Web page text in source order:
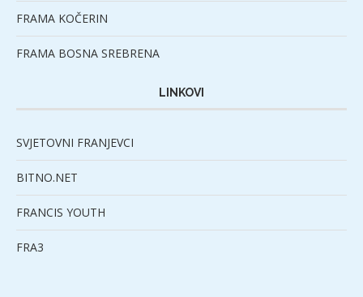
FRAMA KOČERIN
FRAMA BOSNA SREBRENA
LINKOVI
SVJETOVNI FRANJEVCI
BITNO.NET
FRANCIS YOUTH
FRA3